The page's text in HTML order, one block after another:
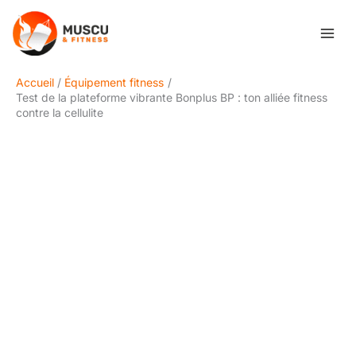
contenu
Accueil
Équipement fitness
Test de la plateforme vibrante Bonplus BP : ton alliée fitness
contre la cellulite
Rechercher